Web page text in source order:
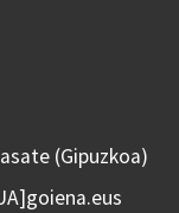
(Gipuzkoa)